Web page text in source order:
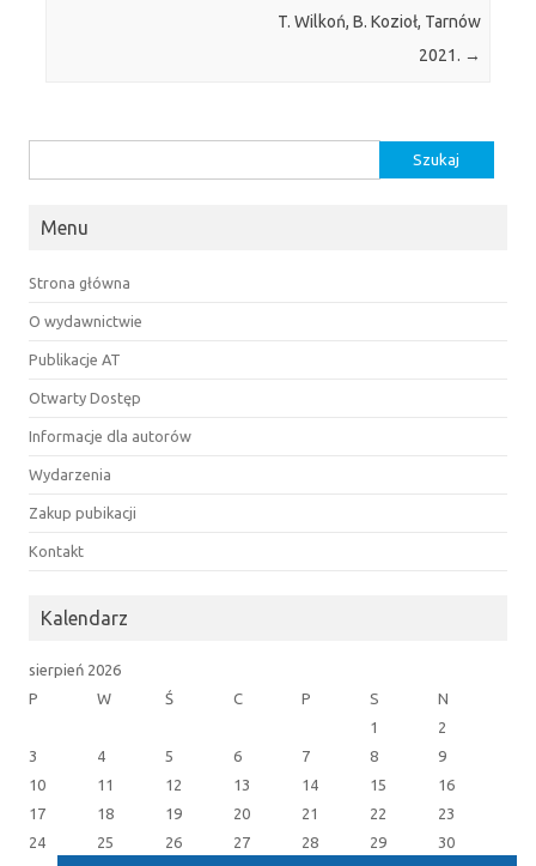
T. Wilkoń, B. Kozioł, Tarnów
2021. →
Menu
Strona główna
O wydawnictwie
Publikacje AT
Otwarty Dostęp
Informacje dla autorów
Wydarzenia
Zakup pubikacji
Kontakt
Kalendarz
sierpień 2026
P
W Ś C P S
N
1
2
3
4 5 6 7 8
9
10
11 12 13 14 15
16
17
18 19 20 21 22
23
24
25 26 27 28 29
30